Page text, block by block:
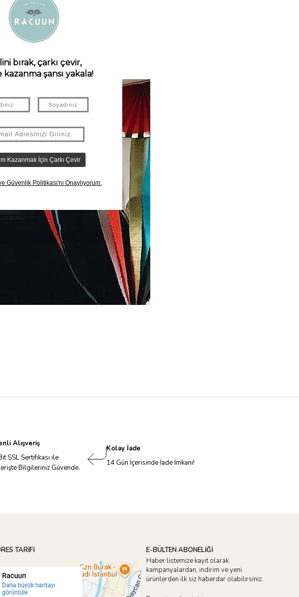
sertifikalı kâğıt kullanır!
Alışveriş
SSL Sertifikası ile
Bilgileriniz Güvende.
Kolay İade
14 Gün İçerisinde İade İmkanı!
TARİFİ
E-BÜLTEN ABONELİĞİ
Haber listemize kayıt olarak
kampanyalardan, indirim ve yeni
ürünlerden ilk siz haberdar olabilirsiniz.